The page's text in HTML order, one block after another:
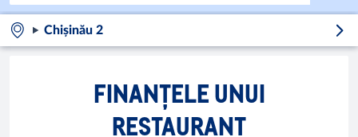
Chișinău 2
FINANȚELE UNUI
RESTAURANT